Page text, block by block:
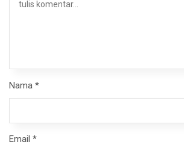
Nama *
Email *